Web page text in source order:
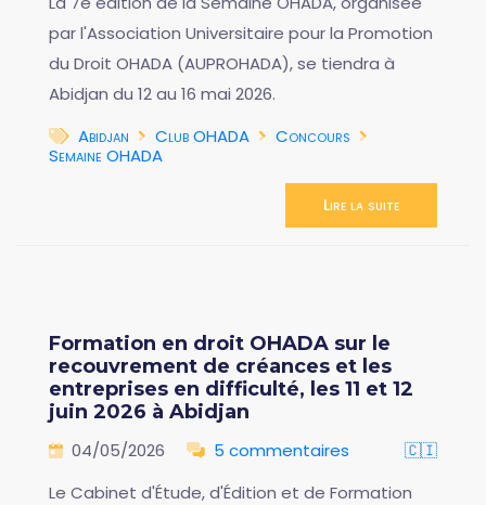
par l'Association Universitaire pour la Promotion
du Droit OHADA (AUPROHADA), se tiendra à
Abidjan du 12 au 16 mai 2026.
Abidjan
Club OHADA
Concours
Semaine OHADA
Lire la suite
Formation en droit OHADA sur le
recouvrement de créances et les
entreprises en difficulté, les 11 et 12
juin 2026 à Abidjan
04/05/2026 5 commentaires
🇨🇮
Le Cabinet d'Étude, d'Édition et de Formation